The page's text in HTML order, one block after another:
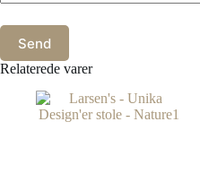
Send
Relaterede varer